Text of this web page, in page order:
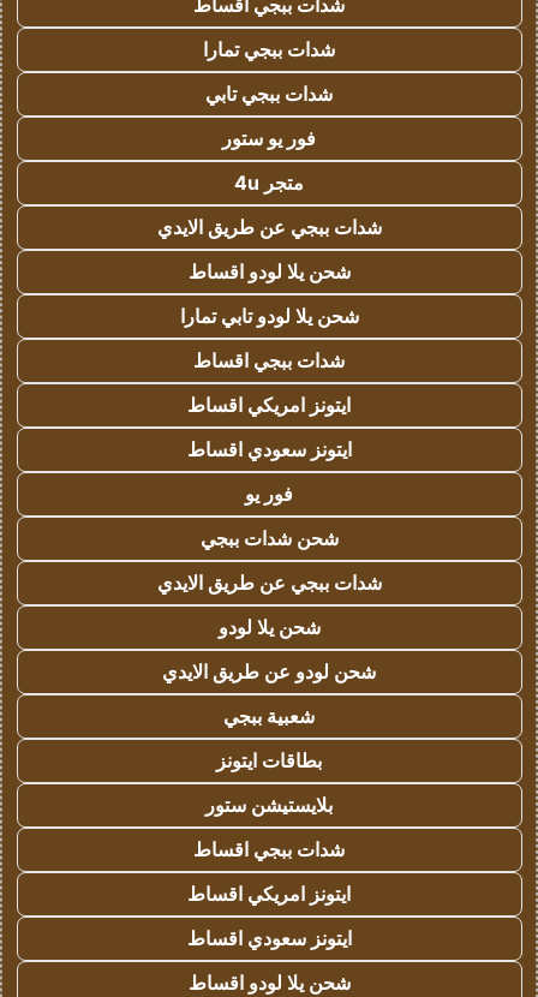
شدات ببجي اقساط
شدات ببجي تمارا
شدات ببجي تابي
فور يو ستور
متجر 4u
شدات ببجي عن طريق الايدي
شحن يلا لودو اقساط
شحن يلا لودو تابي تمارا
شدات ببجي اقساط
ايتونز امريكي اقساط
ايتونز سعودي اقساط
فور يو
شحن شدات ببجي
شدات ببجي عن طريق الايدي
شحن يلا لودو
شحن لودو عن طريق الايدي
شعبية ببجي
بطاقات ايتونز
بلايستيشن ستور
شدات ببجي اقساط
ايتونز امريكي اقساط
ايتونز سعودي اقساط
شحن يلا لودو اقساط